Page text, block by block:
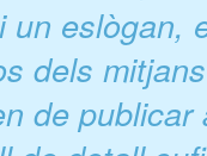
aspiració
sempre ha
la comptabilitat.